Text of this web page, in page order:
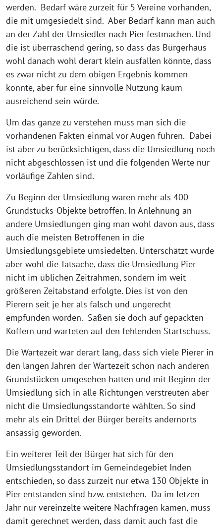
werden. Bedarf wäre zurzeit für 5 Vereine vorhanden,
die mit umgesiedelt sind. Aber Bedarf kann man auch
an der Zahl der Umsiedler nach Pier festmachen. Und
die ist überraschend gering, so dass das Bürgerhaus
wohl danach wohl derart klein ausfallen könnte, dass
es zwar nicht zu dem obigen Ergebnis kommen
könnte, aber für eine sinnvolle Nutzung kaum
ausreichend sein würde.
Um das ganze zu verstehen muss man sich die
vorhandenen Fakten einmal vor Augen führen. Dabei
ist aber zu berücksichtigen, dass die Umsiedlung noch
nicht abgeschlossen ist und die folgenden Werte nur
vorläufige Zahlen sind.
Zu Beginn der Umsiedlung waren mehr als 400
Grundstücks-Objekte betroffen. In Anlehnung an
andere Umsiedlungen ging man wohl davon aus, dass
auch die meisten Betroffenen in die
Umsiedlungsgebiete umsiedelten. Unterschätzt wurde
aber wohl die Tatsache, dass die Umsiedlung Pier
nicht im üblichen Zeitrahmen, sondern im weit
größeren Zeitabstand erfolgte. Dies ist von den
Pierern seit je her als falsch und ungerecht
empfunden worden. Saßen sie doch auf gepackten
Koffern und warteten auf den fehlenden Startschuss.
Die Wartezeit war derart lang, dass sich viele Pierer in
den langen Jahren der Wartezeit schon nach anderen
Grundstücken umgesehen hatten und mit Beginn der
Umsiedlung sich in alle Richtungen verstreuten aber
nicht die Umsiedlungsstandorte wählten. So sind
mehr als ein Drittel der Bürger bereits andernorts
ansässig geworden.
Ein weiterer Teil der Bürger hat sich für den
Umsiedlungsstandort im Gemeindegebiet Inden
entschieden, so dass zurzeit nur etwa 130 Objekte in
Pier entstanden sind bzw. entstehen. Da im letzen
Jahr nur vereinzelte weitere Nachfragen kamen, muss
damit gerechnet werden, dass damit auch fast die